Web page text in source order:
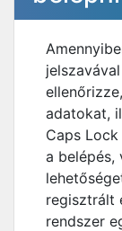
adatokat,
Caps
a belépés,
regisztrált
rendszer